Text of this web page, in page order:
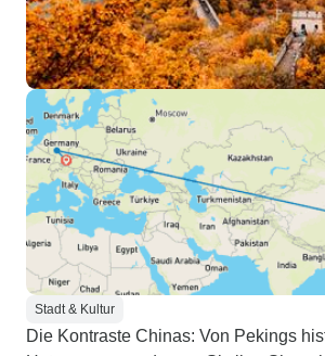
Stadt & Kultur
Die Kontraste Chinas: Von Pekings